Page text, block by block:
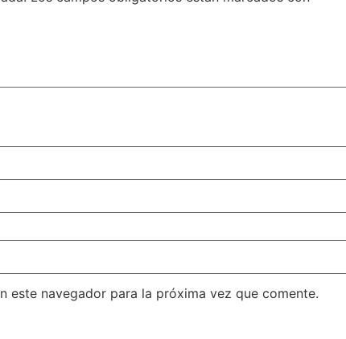
este navegador para la próxima vez que comente.